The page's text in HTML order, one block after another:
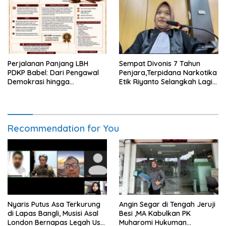
Berkeadilan
Perjalanan Panjang LBH
PDKP Babel: Dari Pengawal
Demokrasi hingga
Sempat Divonis 7 Tahun
Penjara,Terpidana Narkotika
Etik Riyanto Selangkah Lagi
Recommendation for You
Nyaris Putus Asa Terkurung
di Lapas Bangli, Musisi Asal
London Bernapas Legah Usai
Angin Segar di Tengah Jeruji
Besi ,MA Kabulkan PK
Muharomi Hukuman